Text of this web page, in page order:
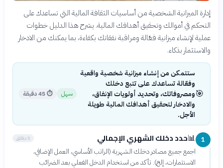
إدارة الميزانية الشخصية من أساسيات الثقافة المالية التي تساعدك على
التحكم في أموالك وتحقيق أهدافك المالية. يشرح هذا الدليل خطوات
عملية لإنشاء ميزانية فعّالة ومراقبة نفقاتك بكفاءة، بما يمكنك من الادخار
والاستثمار بذكاء.
🎯
ستتمكن من إنشاء ميزانية شخصية واقعية
وفعّالة تساعدك على تتبع دخلك
ومصروفاتك، وتحديد أولويات الإنفاق،
والادخار لتحقيق أهدافك المالية طويلة
الأجل.
سهل ⏱45 دقيقة
1
📊حدد دخلك الشهري الإجمالي 5 دقائق
اجمع جميع مصادر دخلك الشهرية (الراتب الأساسي، العمل الإضافي،
الاستثمارات، إلخ). تأكد من استخدام الدخل الفعلي بعد الضرائب